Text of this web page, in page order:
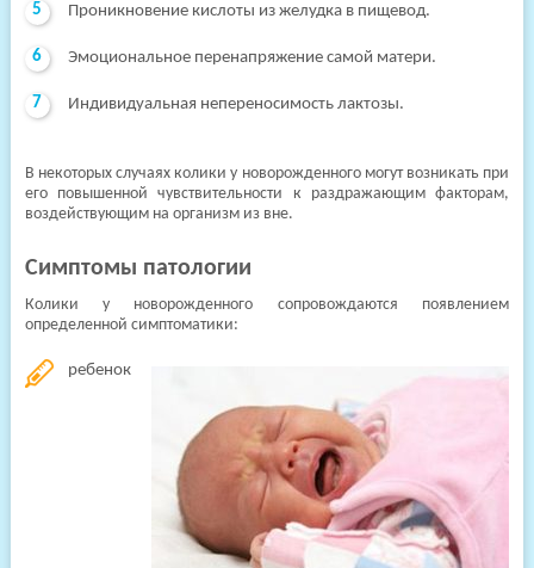
Проникновение кислоты из желудка в пищевод.
Эмоциональное перенапряжение самой матери.
Индивидуальная непереносимость лактозы.
В некоторых случаях колики у новорожденного могут возникать при
его повышенной чувствительности к раздражающим факторам,
воздействующим на организм из вне.
Симптомы патологии
Колики у новорожденного сопровождаются появлением
определенной симптоматики:
ребенок